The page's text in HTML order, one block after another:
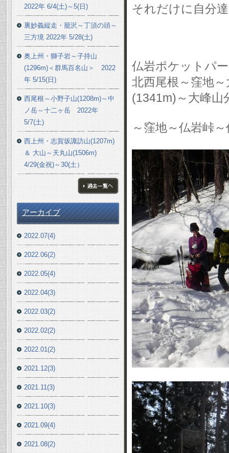
それだけに自分
仏岩ポケットパ
北西尾根～窪地
(1341m)～大峰山
～窪地～仏岩峠
2022年 6/4(土)～5(日)
裏妙義縦走・籠沢～丁須の頭～
三方境 2022年 5/28(土)
奥上州・獅子岩～子持山
(1296m)＜群馬百名山＞ 2022
年 5/15(日)
西尾根～小野子山(1208m)～中
ノ岳～十二ヶ岳 2022年
5/7(土)
西上州・志賀坂諏訪山(1207m)
＆ 大山～天丸山(1506m)
4/29(金祝)～30(土）
アーカイブ
2022.07(4)
2022.06(2)
2022.05(4)
2022.04(3)
2022.03(2)
2022.02(2)
2022.01(2)
2021.12(3)
2021.11(3)
2021.10(3)
2021.09(4)
2021.08(2)